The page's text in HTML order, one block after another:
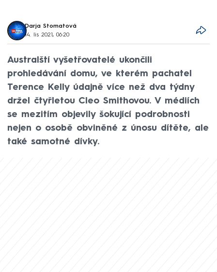
Darja Stomatová
14. lis 2021, 06:20
Australští vyšetřovatelé ukončili
prohledávání domu, ve kterém pachatel
Terence Kelly údajně více než dva týdny
držel čtyřletou Cleo Smithovou. V médiích
se mezitím objevily šokující podrobnosti
nejen o osobě obviněné z únosu dítěte, ale
také samotné dívky.